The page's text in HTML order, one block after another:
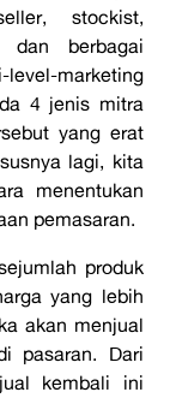
stockist,
dan berbagai
marketing
4 jenis mitra
yang erat
lagi, kita
menentukan
pemasaran.
produk
yang lebih
akan menjual
pasaran. Dari
kembali ini